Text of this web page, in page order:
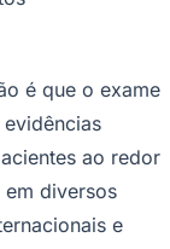
é que o exame
ao redor
diversos
e